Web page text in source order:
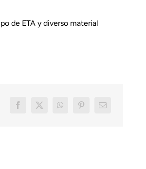
de ETA y diverso material